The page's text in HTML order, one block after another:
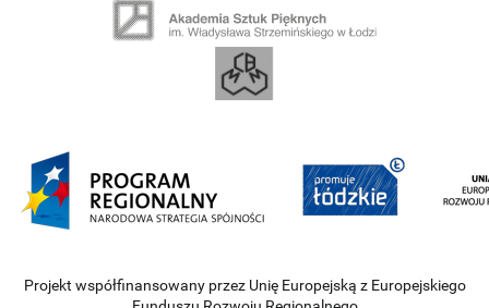
Projekt współfinansowany przez Unię Europejską z Europejskiego